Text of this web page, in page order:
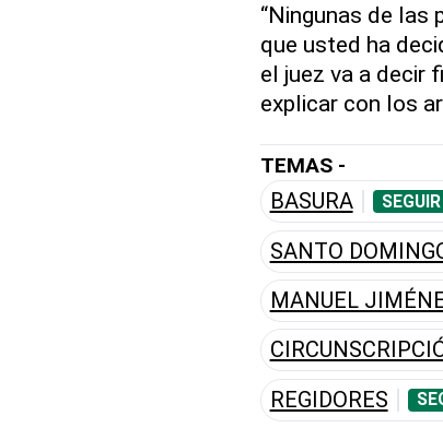
“Ningunas de las
que usted ha
el juez va a decir
explicar con los
TEMAS -
BASURA
SANTO
MANUEL
REGIDORES